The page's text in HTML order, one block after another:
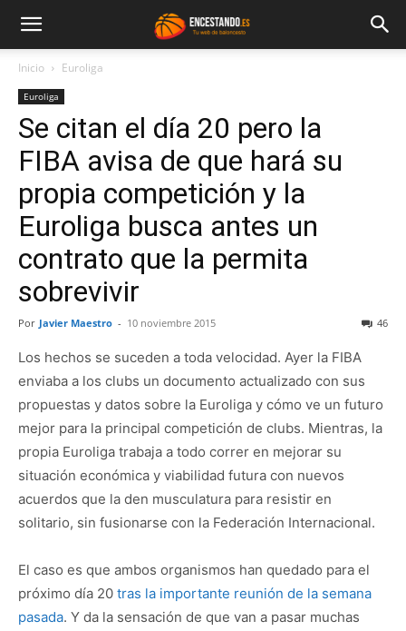
Inicio Euroliga
Euroliga
Se citan el día 20 pero la
FIBA avisa de que hará su
propia competición y la
Euroliga busca antes un
contrato que la permita
sobrevivir
Por Javier Maestro - 10 noviembre 2015 46
Los hechos se suceden a toda velocidad. Ayer la FIBA
enviaba a los clubs un documento actualizado con sus
propuestas y datos sobre la Euroliga y cómo ve un futuro
mejor para la principal competición de clubs. Mientras, la
propia Euroliga trabaja a todo correr en mejorar su
situación económica y viabilidad futura con nuevos
acuerdos que la den musculatura para resistir en
solitario, sin fusionarse con la Federación Internacional.
El caso es que ambos organismos han quedado para el
próximo día 20 tras la importante reunión de la semana
pasada. Y da la sensación de que van a pasar muchas